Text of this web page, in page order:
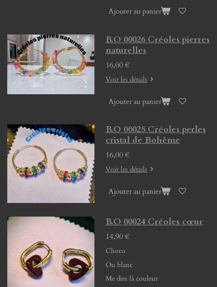
Ajouter au panier
B.O 00026 Créoles pierres
naturelles
16,00 €
Voir les détails
Ajouter au panier
B.O 00025 Créoles perles
cristal de Bohème
16,00 €
Voir les détails
Ajouter au panier
B.O 00024 Créoles cœur
14,90 €
Choco
Ou blanc
Me dire là couleur